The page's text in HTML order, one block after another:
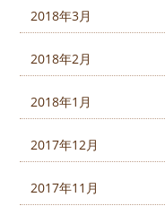
2018年3月
2018年2月
2018年1月
2017年12月
2017年11月